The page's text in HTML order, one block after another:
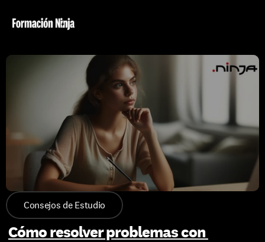
Consejos de Estudio
Cómo resolver problemas con